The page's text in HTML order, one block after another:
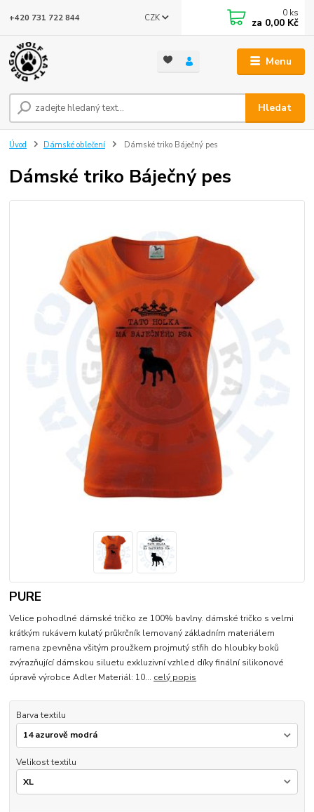
Menu
CZK
Hledat
+420 731 722 844 0 ks
za 0,00 Kč
Úvod Dámské oblečení Dámské triko Báječný pes
Dámské triko Báječný pes
PURE
Velice pohodlné dámské tričko ze 100% bavlny. dámské tričko s velmi
krátkým rukávem kulatý průkrčník lemovaný základním materiálem
ramena zpevněna všitým proužkem projmutý střih do hloubky boků
zvýrazňující dámskou siluetu exkluzivní vzhled díky finální silikonové
úpravě výrobce Adler Materiál: 10... celý popis
Barva textilu
Velikost textilu